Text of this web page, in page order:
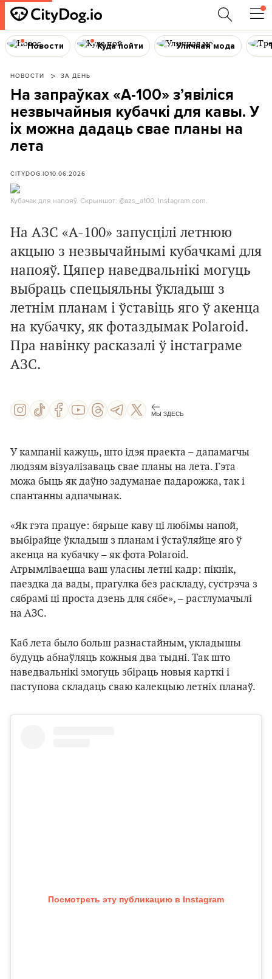
Новости Куда пойти Уличная мода
НОВОСТИ ЗА ДЕНЬ
На запраўках «А-100» з’явіліся
незвычайныя кубачкі для кавы. У
іх можна дадаць свае планы на
лета
CITYDOG.IO10.06.2026
Кубачак для напояў. Скрыншот: @azs_a100, Instagram.com.
На АЗС «А-100» запусцілі летнюю
акцыю з незвычайнымі кубачкамі для
напояў. Цяпер наведвальнікі могуць
выбраць спецыяльны ўкладыш з
летнім планам і ўставіць яго ў акенца
на кубачку, як фотаздымак Polaroid.
Пра навінку расказалі ў інстаграме
АЗС.
МЫ ЗДЕСЬ
У кампаніі кажуць, што ідэя праекта – дапамагчы
людзям візуалізаваць свае планы на лета. Гэта
можа быць як даўно задуманае падарожжа, так і
спантанны адпачынак.
«Як гэта працуе: бярыце каву ці любімы напой,
выбірайце ўкладыш з планам і ўстаўляйце яго ў
акенца на кубачку – як фота Polaroid.
Атрымліваецца ваш уласны летні кадр: пікнік,
паездка да вады, прагулка без раскладу, сустрэча з
сябрамі ці проста дзень для сябе», – растлумачылі
на АЗС.
Каб лета было больш разнастайным, укладышы
будуць абнаўляць кожныя два тыдні. Так што
наведвальнікі змогуць збіраць новыя карткі і
паступова складаць сваю калекцыю летніх планаў.
Посмотреть эту публикацию в Instagram